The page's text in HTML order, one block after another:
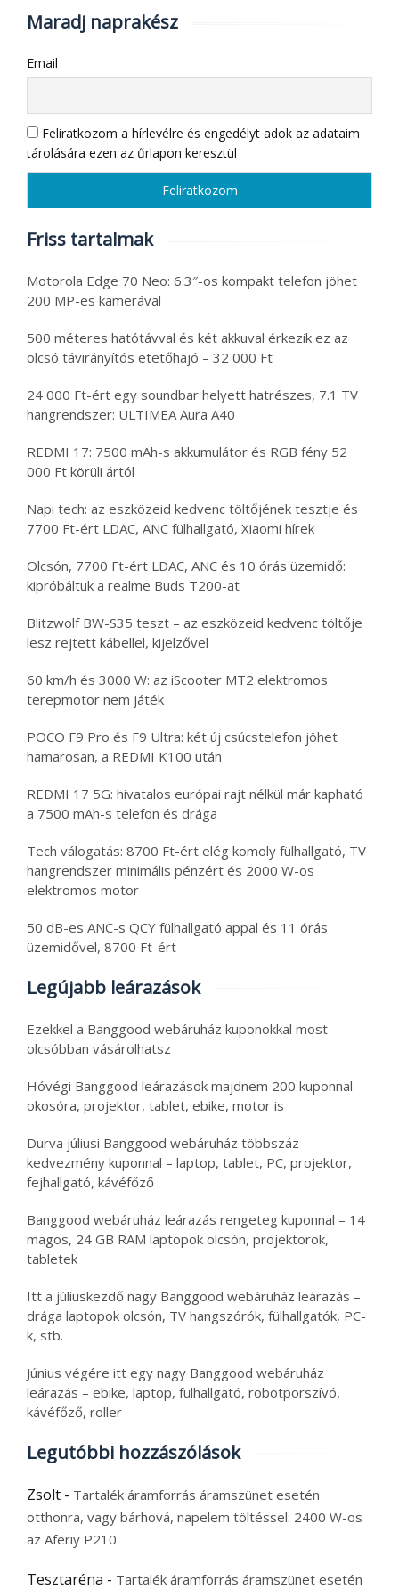
Maradj naprakész
Email
Feliratkozom a hírlevélre és engedélyt adok az adataim
tárolására ezen az űrlapon keresztül
Friss tartalmak
Motorola Edge 70 Neo: 6.3″-os kompakt telefon jöhet
200 MP-es kamerával
500 méteres hatótávval és két akkuval érkezik ez az
olcsó távirányítós etetőhajó – 32 000 Ft
24 000 Ft-ért egy soundbar helyett hatrészes, 7.1 TV
hangrendszer: ULTIMEA Aura A40
REDMI 17: 7500 mAh-s akkumulátor és RGB fény 52
000 Ft körüli ártól
Napi tech: az eszközeid kedvenc töltőjének tesztje és
7700 Ft-ért LDAC, ANC fülhallgató, Xiaomi hírek
Olcsón, 7700 Ft-ért LDAC, ANC és 10 órás üzemidő:
kipróbáltuk a realme Buds T200-at
Blitzwolf BW-S35 teszt – az eszközeid kedvenc töltője
lesz rejtett kábellel, kijelzővel
60 km/h és 3000 W: az iScooter MT2 elektromos
terepmotor nem játék
POCO F9 Pro és F9 Ultra: két új csúcstelefon jöhet
hamarosan, a REDMI K100 után
REDMI 17 5G: hivatalos európai rajt nélkül már kapható
a 7500 mAh-s telefon és drága
Tech válogatás: 8700 Ft-ért elég komoly fülhallgató, TV
hangrendszer minimális pénzért és 2000 W-os
elektromos motor
50 dB-es ANC-s QCY fülhallgató appal és 11 órás
üzemidővel, 8700 Ft-ért
Legújabb leárazások
Ezekkel a Banggood webáruház kuponokkal most
olcsóbban vásárolhatsz
Hóvégi Banggood leárazások majdnem 200 kuponnal –
okosóra, projektor, tablet, ebike, motor is
Durva júliusi Banggood webáruház többszáz
kedvezmény kuponnal – laptop, tablet, PC, projektor,
fejhallgató, kávéfőző
Banggood webáruház leárazás rengeteg kuponnal – 14
magos, 24 GB RAM laptopok olcsón, projektorok,
tabletek
Itt a júliuskezdő nagy Banggood webáruház leárazás –
drága laptopok olcsón, TV hangszórók, fülhallgatók, PC-
k, stb.
Június végére itt egy nagy Banggood webáruház
leárazás – ebike, laptop, fülhallgató, robotporszívó,
kávéfőző, roller
Legutóbbi hozzászólások
Zsolt - Tartalék áramforrás áramszünet esetén
otthonra, vagy bárhová, napelem töltéssel: 2400 W-os
az Aferiy P210
Tesztaréna - Tartalék áramforrás áramszünet esetén